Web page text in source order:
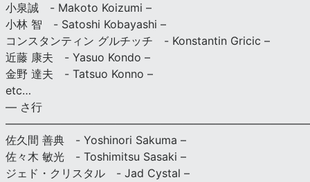
小泉誠 - Makoto Koizumi –
小林 智 - Satoshi Kobayashi –
コンスタンティン グルチッチ - Konstantin Gricic –
近藤 康夫 - Yasuo Kondo –
金野 達夫 - Tatsuo Konno –
etc…
— さ行
佐久間 善典 - Yoshinori Sakuma –
佐々木 敏光 - Toshimitsu Sasaki –
ジェド・クリスタル - Jad Cystal –